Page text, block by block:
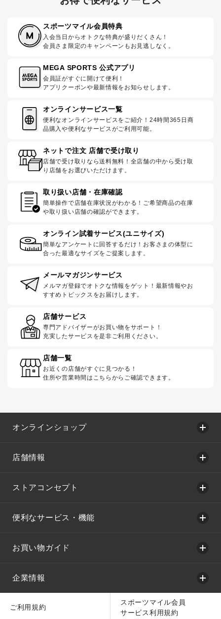
スポーツマイル会員特典
入会当日からオトクな特典が盛りだくさん！
会員さま限定のキャンペーンもお見逃しなく。
MEGA SPORTS 公式アプリ
会員証がすぐに開けて便利！
アプリクーポンや最新情報をお知らせします。
オンラインサービス一覧
便利なオンラインサービスをご紹介！24時間365日商
品購入や便利なサービスがご利用可能。
ネットで注文 店舗で受け取り
店舗で受け取りなら送料無料！全店舗の中から受け取
り店舗をお選びいただけます。
取り扱い店舗・在庫確認
簡単操作で店舗在庫状況がわかる！ご希望商品の在庫
や取り扱い店舗の確認ができます。
オンライン試着サービス(ユニサイズ)
簡単なアンケートに回答するだけ！お客さまの体型に
合った最適なサイズをご提案します。
メールマガジンサービス
メルマガ登録でオトクな情報をゲット！最新情報やお
すすめトピックスをお届けします。
店舗サービス
専門アドバイザーがお買い物をサポート！
充実したサービスを是非ご利用ください。
店舗一覧
お近くの店舗がすぐに見つかる！
住所や営業時間はこちらからご確認できます。
オンラインショップ
店舗情報
ストアコンセプト
便利なサービス・機能
お買い物ガイド
企業情報
ご利用規約
スポーツマイル会員
サービス利用規約